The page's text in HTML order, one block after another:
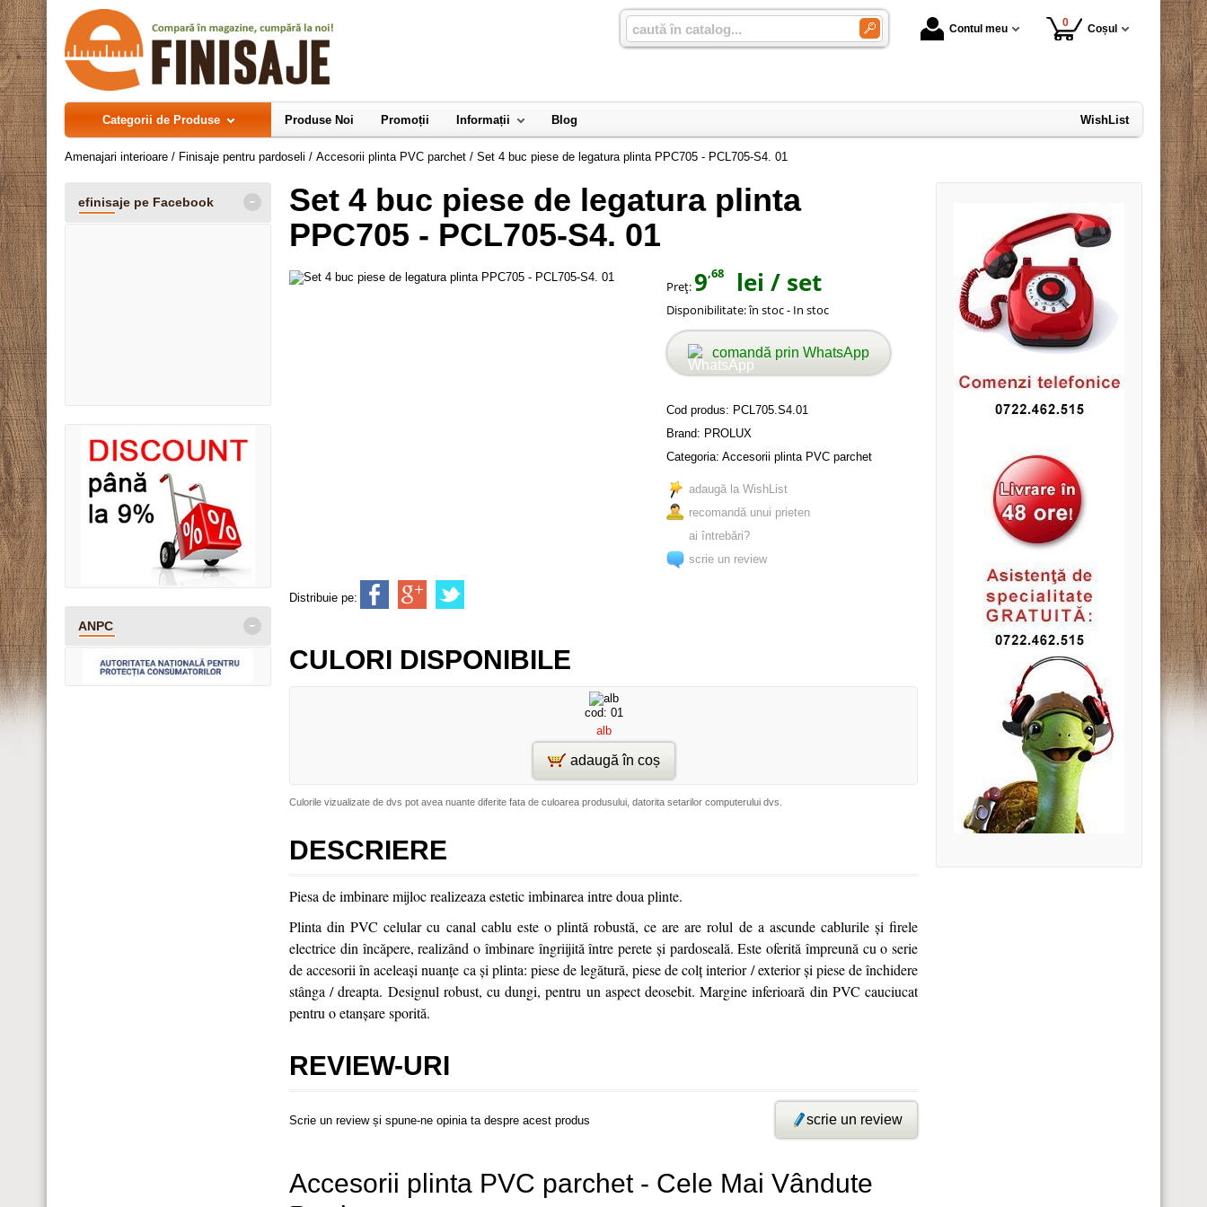
Contul meu 0 Coșul
Categorii de Produse Produse Noi Promoții Informații Blog WishList
Amenajari interioare / Finisaje pentru pardoseli / Accesorii plinta PVC parchet / Set 4 buc piese de legatura plinta PPC705 - PCL705-S4. 01
Set 4 buc piese de legatura plinta
PPC705 - PCL705-S4. 01
Preţ:9,68 lei / set
Disponibilitate:în stoc - In stoc
comandă prin WhatsApp
Cod produs: PCL705.S4.01
Brand: PROLUX
Categoria: Accesorii plinta PVC parchet
adaugă la WishList
recomandă unui prieten
ai întrebări?
scrie un review
Distribuie pe:
CULORI DISPONIBILE
cod: 01
alb
adaugă în coș
Culorile vizualizate de dvs pot avea nuante diferite fata de culoarea produsului, datorita setarilor computerului dvs.
DESCRIERE
Piesa de imbinare mijloc realizeaza estetic imbinarea intre doua plinte.
Plinta din PVC celular cu canal cablu este o plintă robustă, ce are are rolul de a ascunde cablurile şi firele
electrice din încăpere, realizând o îmbinare îngriijită între perete şi pardoseală. Este oferită împreună cu o serie
de accesorii în aceleaşi nuanţe ca şi plinta: piese de legătură, piese de colţ interior / exterior şi piese de închidere
stânga / dreapta. Designul robust, cu dungi, pentru un aspect deosebit. Margine inferioară din PVC cauciucat
pentru o etanşare sporită.
REVIEW-URI
Scrie un review și spune-ne opinia ta despre acest produs scrie un review
Accesorii plinta PVC parchet - Cele Mai Vândute
efinisaje pe Facebook -
ANPC -